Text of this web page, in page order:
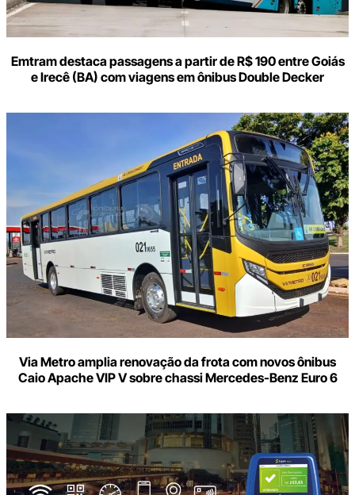
Emtram destaca passagens a partir de R$ 190 entre Goiás
e Irecê (BA) com viagens em ônibus Double Decker
Via Metro amplia renovação da frota com novos ônibus
Caio Apache VIP V sobre chassi Mercedes-Benz Euro 6